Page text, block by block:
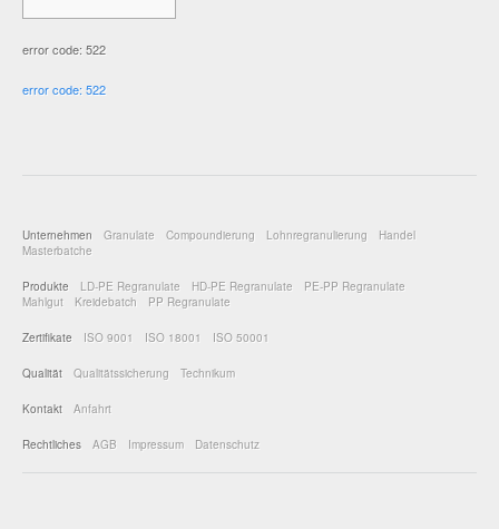
error code: 522
error code: 522
Unternehmen Granulate Compoundierung Lohnregranulierung
Handel
Masterbatche
Produkte LD-PE Regranulate HD-PE Regranulate
PE-PP Regranulate
Mahlgut
Kreidebatch PP Regranulate
Zertifikate ISO 9001 ISO 18001 ISO 50001
Qualität Qualitätssicherung Technikum
Kontakt Anfahrt
Rechtliches AGB Impressum Datenschutz